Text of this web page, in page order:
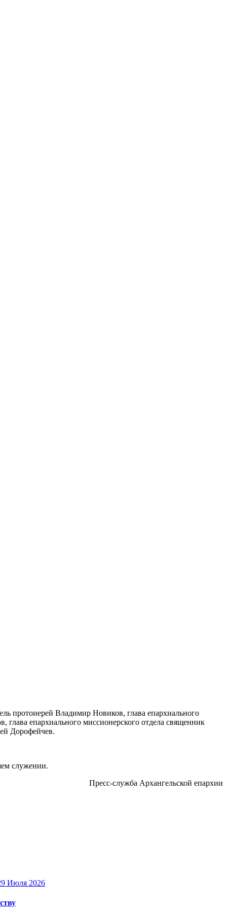
протоиерей Владимир Новиков, глава епархиального
епархиального миссионерского отдела священник
Дорофейчев.
служении.
Пресс-служба Архангельской епархии
Июля 2026